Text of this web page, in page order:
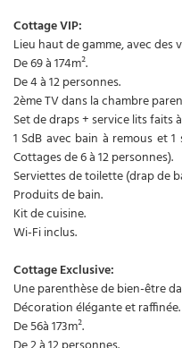
Cottage VIP:
Lieu haut de gamme, avec des
De 69 à 174m².
De 4 à 12 personnes.
2ème TV dans la chambre
Set de draps + service lits faits
1 SdB avec bain à remous et
Cottages de 6 à 12 personnes).
Serviettes de toilette (drap de
Produits de bain.
Kit de cuisine.
Wi-Fi inclus.
Cottage Exclusive:
Une parenthèse de bien-être
Décoration élégante et raffinée.
De 56à 173m².